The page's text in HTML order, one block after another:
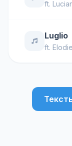
ft.
Luglio
ft. Elodie